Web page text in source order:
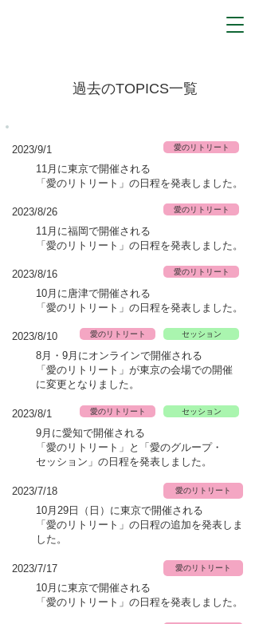
​過去のTOPICS一覧
2023/9/1 愛のリトリート
11月に東京で開催される
「愛のリトリート」 の日程を発表しま した。
2023/8/26 愛のリトリート
11月に福岡で開催される
「愛のリトリート」 の日程を発表しま した。
2023/8/16 愛のリトリート
10月に唐津で開催される
「愛のリトリート」 の日程を発表しま した。
2023/8/10 愛のリトリート セッション
8月・9月にオンラインで開催される
「愛のリトリート」が東京の会場での開催
に変更と ​なりました。
2023/8/1 愛のリトリート セッション
9月に愛知で開催される
「愛のリトリート」と「愛のグループ・
セッション」の日程を発表しました。
2023/7/18 愛のリトリート
10月29日（日）に東京で開催される
「愛のリトリート」 の日程の追加を発表しま
した。
2023/7/17 愛のリトリート
10月に東京で開催される
「愛のリトリート」 の日程を発表しました。